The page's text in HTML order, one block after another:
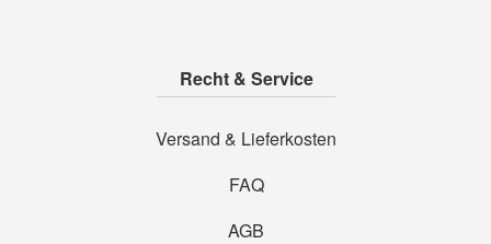
Recht & Service
Versand & Lieferkosten
FAQ
AGB